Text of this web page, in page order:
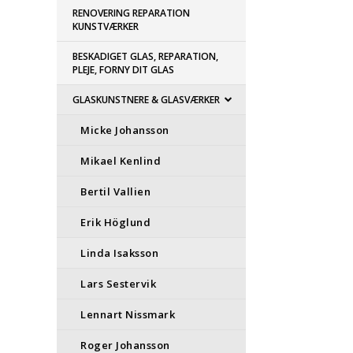
RENOVERING REPARATION
KUNSTVÆRKER
BESKADIGET GLAS, REPARATION,
PLEJE, FORNY DIT GLAS
GLASKUNSTNERE & GLASVÆRKER
Micke Johansson
Mikael Kenlind
Bertil Vallien
Erik Höglund
Linda Isaksson
Lars Sestervik
Lennart Nissmark
Roger Johansson